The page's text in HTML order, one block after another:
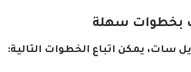
بخطوات سهلة
سات، يمكن اتباع الخطوات التالية: